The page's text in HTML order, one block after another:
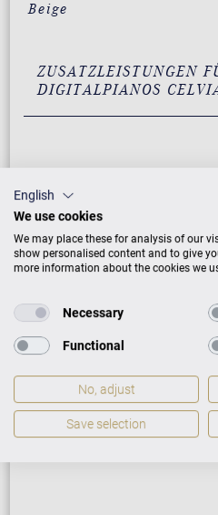
Beige
ZUSATZLEISTUNGEN
DIGITALPIANOS
Casio
5 Jahre Warranty
Gewährleistung lt.
English
We use cookies
We may place these for analysis of our
show personalised content and to give
more information about the cookies we
Necessary
Functional
No, adjust
Save selection